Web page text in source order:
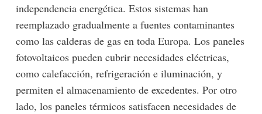
independencia energética. Estos sistemas han
reemplazado gradualmente a fuentes contaminantes
como las calderas de gas en toda Europa. Los paneles
fotovoltaicos pueden cubrir necesidades eléctricas,
como calefacción, refrigeración e iluminación, y
permiten el almacenamiento de excedentes. Por otro
lado, los paneles térmicos satisfacen necesidades de